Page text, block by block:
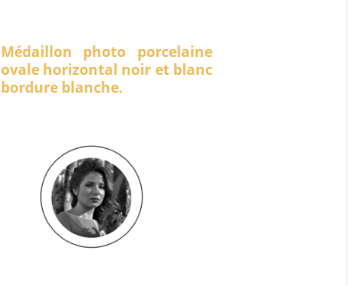
Médaillon photo porcelaine
ovale horizontal noir et blanc
bordure blanche.